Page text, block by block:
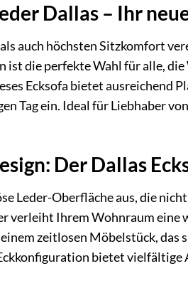
Dallas – Ihr
auch höchsten Sitzkomfort
ist die perfekte Wahl für alle,
Ecksofa bietet ausreichend
Tag ein. Ideal für Liebhaber
Der Dallas
Leder-Oberfläche aus, die
verleiht Ihrem Wohnraum
zeitlosen Möbelstück,
bietet